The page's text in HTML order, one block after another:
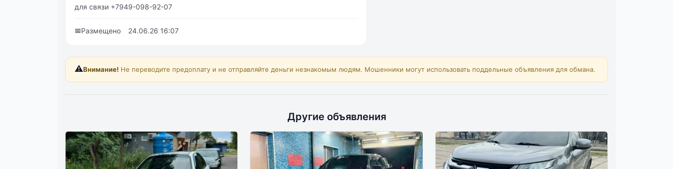
для связи +7949-098-92-07
📅Размещено 24.06.26 16:07
⚠️Внимание! Не переводите предоплату и не отправляйте деньги незнакомым людям. Мошенники могут использовать поддельные объявления для обмана.
Другие объявления